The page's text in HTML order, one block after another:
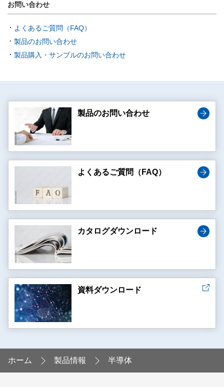
お問い合わせ
よくあるご質問（FAQ）
製品のお問い合わせ
製品購入・サンプルのお問い合わせ
製品のお問い合わせ
よくあるご質問（FAQ）
カタログダウンロード
資料ダウンロード
ホーム 製品情報 半導体